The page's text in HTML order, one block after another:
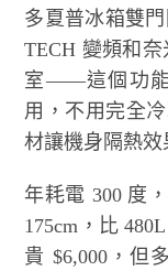
多夏普冰箱雙
TECH 變頻和
室——這個功能
用，不用完全
材讓機身隔熱效
年耗電 300 度
175cm，比
貴 $6,000，但